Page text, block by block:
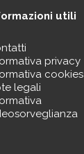
utili
privacy
cookies
legali